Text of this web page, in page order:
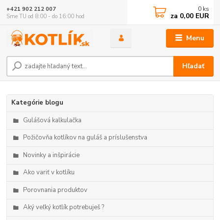
Menu
Hľadať
+421 902 212 007
Sme TU od 8:00 - do 16:00 hod
0 ks
za 0,00 EUR
Kategórie blogu
Gulášová kalkulačka
Požičovňa kotlíkov na guláš a príslušenstva
Novinky a inšpirácie
Ako variť v kotlíku
Porovnania produktov
Aký veľký kotlík potrebuješ ?